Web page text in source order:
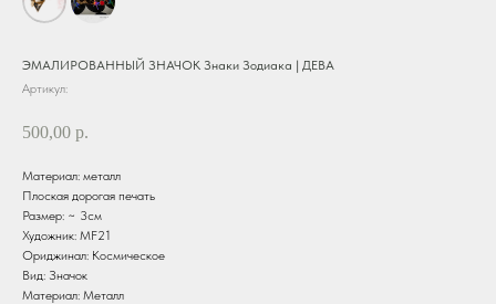
ЭМАЛИРОВАННЫЙ ЗНАЧОК Знаки Зодиака | ДЕВА
Артикул:
500,00 р.
Материал: металл
Плоская дорогая печать
Размер: ~ 3см
Художник: MF21
Ориджинал: Космическое
Вид: Значок
Материал: Металл